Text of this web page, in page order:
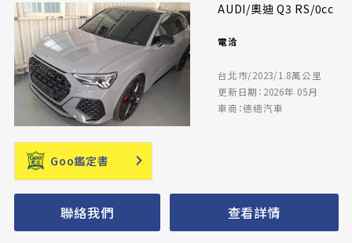
AUDI/奧迪 Q3 RS/0cc
電洽
台北市/2023/1.8萬公里
更新日期：2026年 05月
車商：德總汽車
Goo鑑定書
聯絡我們 查看詳情